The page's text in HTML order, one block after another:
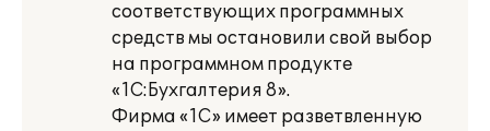
соответствующих программных
средств мы остановили свой выбор
на программном продукте
«1С:Бухгалтерия 8».
Фирма «1С» имеет разветвленную